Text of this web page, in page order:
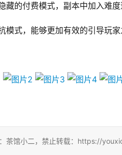
藏的付费模式，副本中加入难
模式，能够更加有效的引导玩
茶馆小二，禁止转载：https://